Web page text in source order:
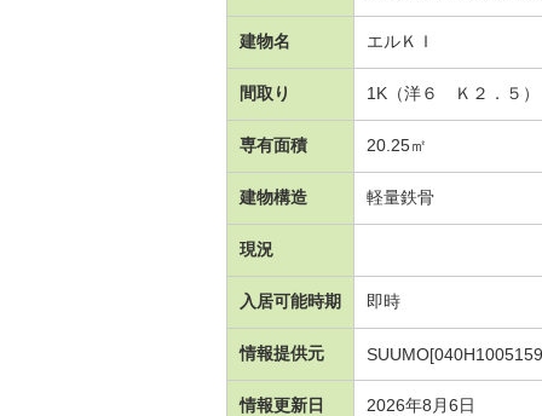
建物名 エルＫＩ
間取り 1K（洋６ Ｋ２．５）
専有面積 20.25㎡
建物構造 軽量鉄骨
現況
入居可能時期 即時
情報提供元
情報更新日 2026年8月6日